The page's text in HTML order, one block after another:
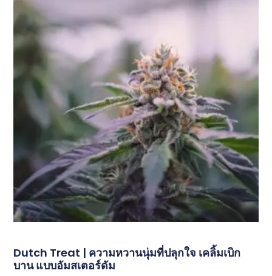
Dutch Treat | ความหวานนุ่มที่ปลุกใจ เคลิ้มเบิก
บาน แบบอัมสเตอร์ดัม